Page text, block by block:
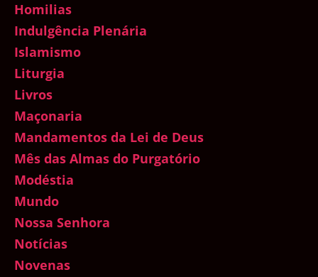
Homilias
Indulgência Plenária
Islamismo
Liturgia
Livros
Maçonaria
Mandamentos da Lei de Deus
Mês das Almas do Purgatório
Modéstia
Mundo
Nossa Senhora
Notícias
Novenas